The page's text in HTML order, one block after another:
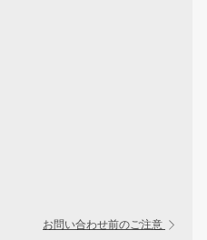
お問い合わせ前のご注意